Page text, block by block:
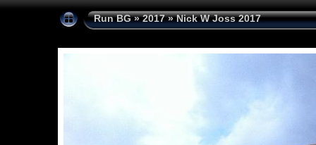
Run BG»2017»Nick W Joss 2017